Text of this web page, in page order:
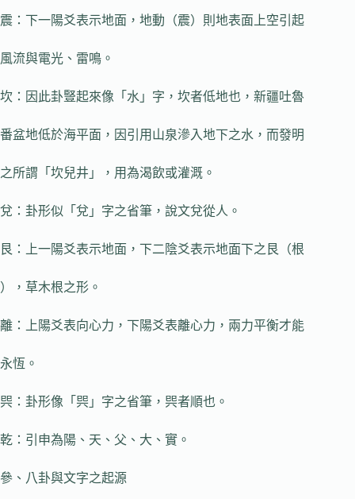
震：下一陽爻表示地面，地動（震）則地表面上空引起
風流與電光、雷鳴。
坎：因此卦豎起來像「水」字，坎者低地也，新疆吐魯
番盆地低於海平面，因引用山泉滲入地下之水，而發明
之所謂「坎兒井」，用為渴飲或灌溉。
兌：卦形似「兌」字之省筆，說文兌從人。
艮：上一陽爻表示地面，下二陰爻表示地面下之艮（根
），草木根之形。
離：上陽爻表向心力，下陽爻表離心力，兩力平衡才能
永恆。
巺：卦形像「巺」字之省筆，巺者順也。
乾：引申為陽、天、父、大、實。
參、八卦與文字之起源